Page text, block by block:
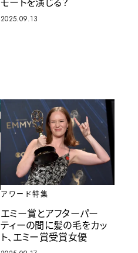
2025.09.13
アワード特集
エミー賞とアフターパー
ティーの間に髪の毛をカッ
ト、エミー賞受賞女優